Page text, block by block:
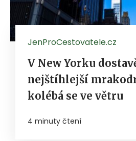
JenProCestovatele.cz
V New Yorku
nejštíhlejší
kolébá se ve větru
4 minuty čtení